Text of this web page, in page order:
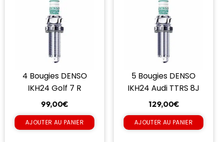
4 Bougies DENSO
IKH24 Golf 7 R
99,00€
AJOUTER AU PANIER
5 Bougies DENSO
IKH24 Audi TTRS 8J
129,00€
AJOUTER AU PANIER